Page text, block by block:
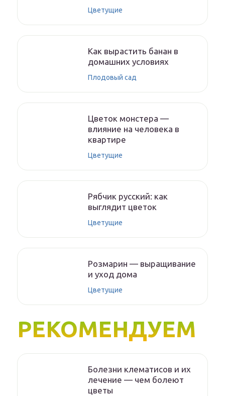
Цветущие
Как вырастить банан в
домашних условиях
Плодовый сад
Цветок монстера —
влияние на человека в
квартире
Цветущие
Рябчик русский: как
выглядит цветок
Цветущие
Розмарин — выращивание
и уход дома
Цветущие
РЕКОМЕНДУЕМ
Болезни клематисов и их
лечение — чем болеют
цветы